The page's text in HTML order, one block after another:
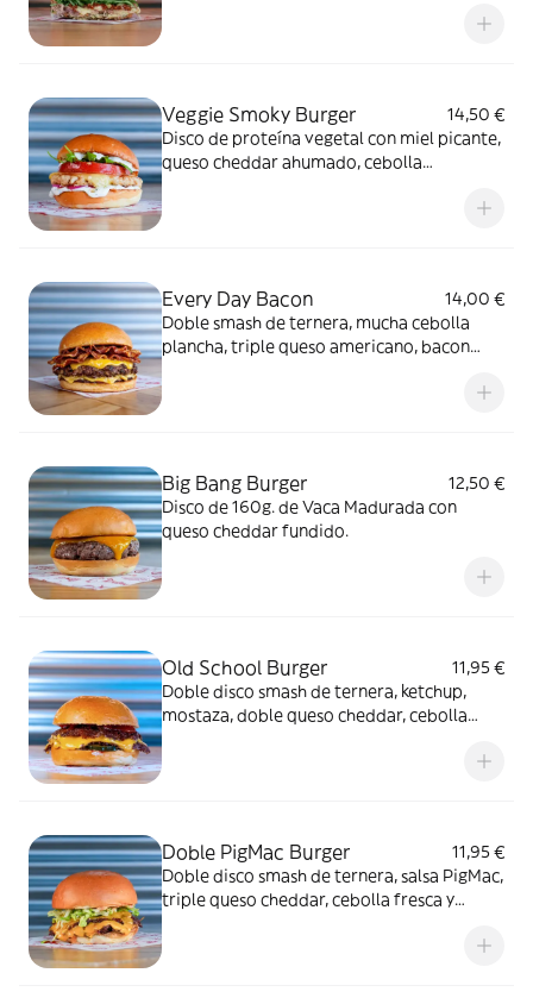
Veggie Smoky Burger
14,50 €
Disco de proteína vegetal con miel picante,
queso cheddar ahumado, cebolla
Every Day Bacon
14,00 €
Doble smash de ternera, mucha cebolla
plancha, triple queso americano, bacon
Big Bang Burger
12,50 €
Disco de 160g. de Vaca Madurada con
queso cheddar fundido.
Old School Burger
11,95 €
Doble disco smash de ternera, ketchup,
mostaza, doble queso cheddar, cebolla
Doble PigMac Burger
11,95 €
Doble disco smash de ternera, salsa PigMac,
triple queso cheddar, cebolla fresca y